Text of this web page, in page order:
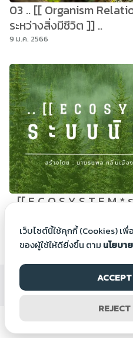
03 .. [[ Organism
ระหว่างสิ่งมีชีวิต ]] ..
9 ม.ค. 2566
.. [[ E C O S Y S T E M *
9 ม.ค. 2566
©2000-2026
นโยบายข้อ
เว็บไซต์นี้ใช้คุกกี้ (Cookies)
ของผู้ใช้ให้ดียิ่งขึ้น ตาม นโยบ
ACCEPT
REJECT